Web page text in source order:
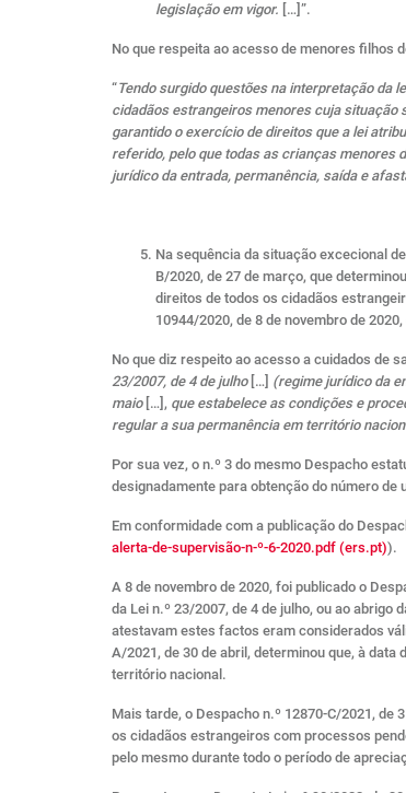
legislação em vigor. […]”.
No que respeita ao acesso de menores filhos
“Tendo surgido questões na interpretação da
cidadãos estrangeiros menores cuja situação
garantido o exercício de direitos que a lei
referido, pelo que todas as crianças menores
jurídico da entrada, permanência, saída e
Na sequência da situação excecional
B/2020, de 27 de março, que
direitos de todos os cidadãos
10944/2020, de 8 de novembro de
No que diz respeito ao acesso a cuidados de
23/2007, de 4 de julho […] (regime jurídico da
maio […], que estabelece as condições e
regular a sua permanência em território
Por sua vez, o n.º 3 do mesmo Despacho
designadamente para obtenção do número
Em conformidade com a publicação do
alerta-de-supervisão-n-º-6-2020.pdf (ers.pt)).
A 8 de novembro de 2020, foi publicado o
da Lei n.º 23/2007, de 4 de julho, ou ao abrigo
atestavam estes factos eram considerados
A/2021, de 30 de abril, determinou que, à
território nacional.
Mais tarde, o Despacho n.º 12870-C/2021,
os cidadãos estrangeiros com processos
pelo mesmo durante todo o período de